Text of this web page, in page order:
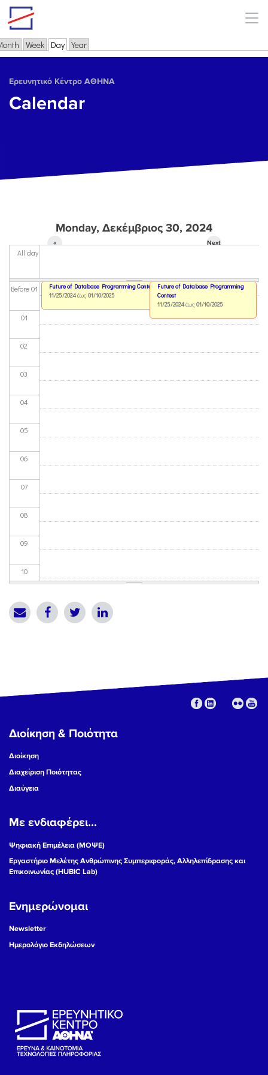
Skip to main content
Primary tabs
Week Day(active tab)
Year
Ερευνητικό Κέντρο ΑΘΗΝΑ
Calendar
Monday, Δεκέμβριος 30, 2024
«
Next
All day
Before 01
01
02
03
04
05
06
07
08
09
10
16
17
19
22
Future of Database Programming Contest
11/25/2024έως 01/10/2025
Future of Database Programming
Contest
11/25/2024έως 01/10/2025
Διοίκηση & Ποιότητα
Διοίκηση
Διαχείριση Ποιότητας
Διαύγεια
Με ενδιαφέρει...
Ψηφιακή Επιμέλεια (ΜΟΨΕ)
Εργαστήριο Μελέτης Ανθρώπινης Συμπεριφοράς, Αλληλεπίδρασης και
Επικοινωνίας (HUBIC Lab)
Ενημερώνομαι
Newsletter
Ημερολόγιο Εκδηλώσεων